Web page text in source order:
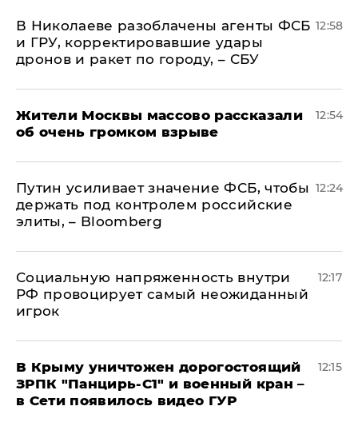
В Николаеве разоблачены агенты ФСБ
и ГРУ, корректировавшие удары
дронов и ракет по городу, – СБУ
12:58
Жители Москвы массово рассказали
об очень громком взрыве
12:54
Путин усиливает значение ФСБ, чтобы
держать под контролем российские
элиты, – Bloomberg
12:24
Социальную напряженность внутри
РФ провоцирует самый неожиданный
игрок
12:17
В Крыму уничтожен дорогостоящий
ЗРПК "Панцирь-С1" и военный кран –
в Сети появилось видео ГУР
12:15